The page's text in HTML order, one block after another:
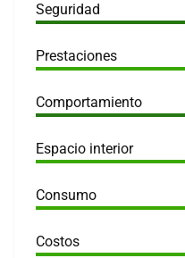
Seguridad
Prestaciones
Comportamiento
Espacio interior
Consumo
Costos